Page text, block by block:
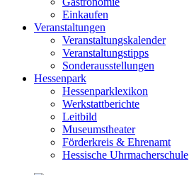
Einkaufen
Veranstaltungen
Veranstaltungskalender
Veranstaltungstipps
Sonderausstellungen
Hessenpark
Hessenparklexikon
Werkstattberichte
Leitbild
Museumstheater
Förderkreis & Ehrenamt
Hessische Uhrmacherschule